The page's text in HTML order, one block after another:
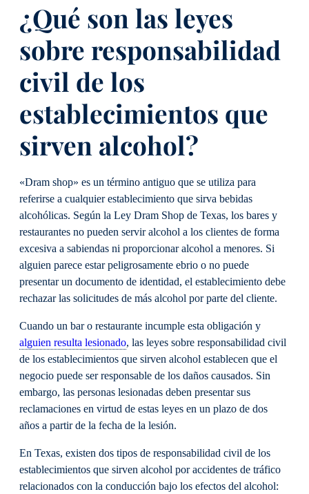
¿Qué son las leyes
sobre responsabilidad
civil de los
establecimientos que
sirven alcohol?
«Dram shop» es un término antiguo que se utiliza para
referirse a cualquier establecimiento que sirva bebidas
alcohólicas. Según la Ley Dram Shop de Texas, los bares y
restaurantes no pueden servir alcohol a los clientes de forma
excesiva a sabiendas ni proporcionar alcohol a menores. Si
alguien parece estar peligrosamente ebrio o no puede
presentar un documento de identidad, el establecimiento debe
rechazar las solicitudes de más alcohol por parte del cliente.
Cuando un bar o restaurante incumple esta obligación y
alguien resulta lesionado, las leyes sobre responsabilidad civil
de los establecimientos que sirven alcohol establecen que el
negocio puede ser responsable de los daños causados. Sin
embargo, las personas lesionadas deben presentar sus
reclamaciones en virtud de estas leyes en un plazo de dos
años a partir de la fecha de la lesión.
En Texas, existen dos tipos de responsabilidad civil de los
establecimientos que sirven alcohol por accidentes de tráfico
relacionados con la conducción bajo los efectos del alcohol: